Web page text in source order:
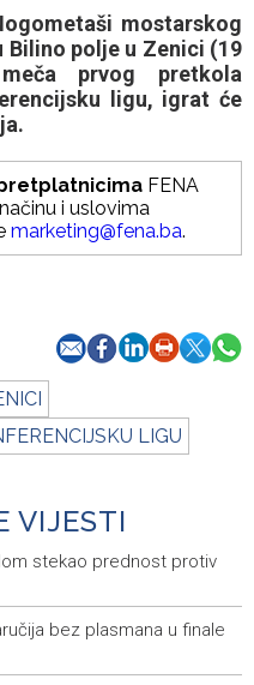
mostarskog
Bilino polje u Zenici (19
prvog pretkola
ligu, igrat će
FENA
i uslovima
marketing@fena.ba.
LIGU
VIJESTI
stekao prednost protiv
bez plasmana u finale